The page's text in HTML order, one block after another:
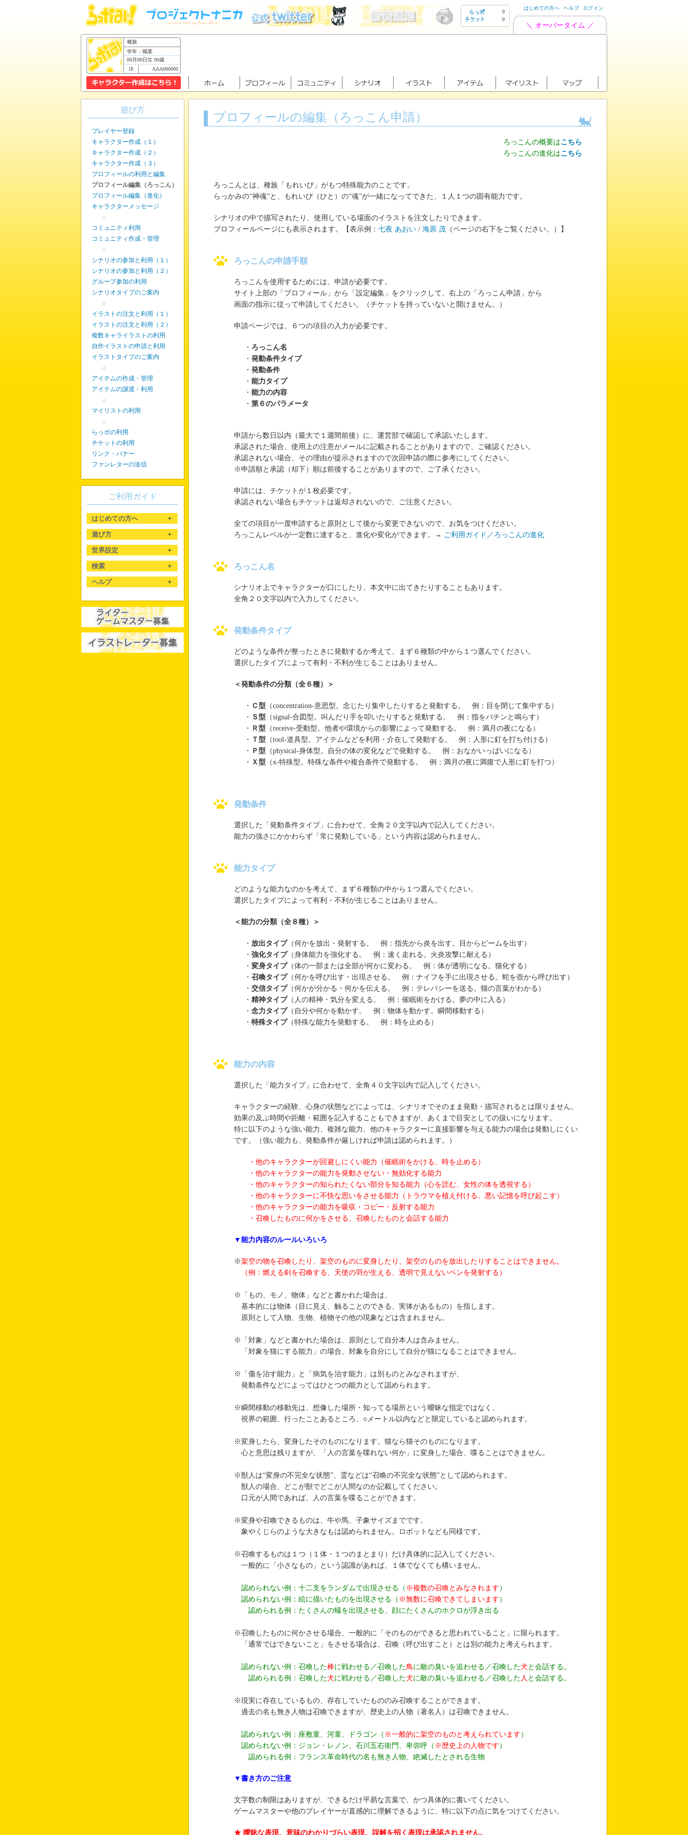
0
0
はじめての方へ ヘルプ ログイン
＼ オーバータイム ／
種族
学年：職業
00月00日生 00歳
AAA000000
プロフィールの編集（ろっこん申請）
ろっこんの概要はこちら
ろっこんの進化はこちら
ろっこんとは、種族「もれいび」がもつ特殊能力のことです。
らっかみの“神魂”と、もれいび（ひと）の“魂”が一緒になってできた、１人１つの固有能力です。
シナリオの中で描写されたり、使用している場面のイラストを注文したりできます。
プロフィールページにも表示されます。【表示例： 七夜 あおい / 海原 茂 （ページの右下をご覧ください。）】
ろっこんの申請手順
ろっこんを使用するためには、申請が必要です。
サイト上部の「プロフィール」から「設定編集」をクリックして、右上の「ろっこん申請」から
画面の指示に従って申請してください。（チケットを持っていないと開けません。）
申請ページでは、６つの項目の入力が必要です。
・ ろっこん名
・ 発動条件タイプ
・ 発動条件
・ 能力タイプ
・ 能力の内容
・ 第６のパラメータ
申請から数日以内（最大で１週間前後）に、運営部で確認して承認いたします。
承認された場合、使用上の注意がメールに記載されることがありますので、ご確認ください。
承認されない場合、その理由が提示されますので次回申請の際に参考にしてください。
※申請順と承認（却下）順は前後することがありますので、ご了承ください。
申請には、チケットが１枚必要です。
承認されない場合もチケットは返却されないので、ご注意ください。
全ての項目が一度申請すると原則として後から変更できないので、お気をつけください。
ろっこんレベルが一定数に達すると、進化や変化ができます。→ ご利用ガイド／ろっこんの進化
ろっこん名
シナリオ上でキャラクターが口にしたり、本文中に出てきたりすることもあります。
全角２０文字以内で入力してください。
発動条件タイプ
どのような条件が整ったときに発動するか考えて、まず６種類の中から１つ選んでください。
選択したタイプによって有利・不利が生じることはありません。
＜発動条件の分類（全６種）＞
・ Ｃ型 （concentration-意思型。念じたり集中したりすると発動する。 例：目を閉じて集中する）
・ Ｓ型 （signal-合図型。叫んだり手を叩いたりすると発動する。 例：指をパチンと鳴らす）
・
Ｒ型 （receive-受動型。他者や環境からの影響によって発動する。 例：満月の夜になる）
・ Ｔ型 （tool-道具型。アイテムなどを利用・介在して発動する。 例：人形に釘を打ち付ける）
・
Ｐ型 （physical-身体型。自分の体の変化などで発動する。 例：おなかいっぱいになる）
・ Ｘ型 （x-特殊型。特殊な条件や複合条件で発動する。 例：満月の夜に満腹で人形に釘を打つ）
発動条件
選択した「発動条件タイプ」に合わせて、全角２０文字以内で記入してください。
能力の強さにかかわらず「常に発動している」という内容は認められません。
能力タイプ
どのような能力なのかを考えて、まず６種類の中から１つ選んでください。
選択したタイプによって有利・不利が生じることはありません。
＜能力の分類（全８種）＞
・ 放出タイプ（何かを放出・発射する。 例：指先から炎を出す。目からビームを出す）
・ 強化タイプ（身体能力を強化する。 例：速く走れる。火炎攻撃に耐える）
・ 変身タイプ（体の一部または全部が何かに変わる。 例：体が透明になる。猫化する）
・ 召喚タイプ（何かを呼び出す・出現させる。 例：ナイフを手に出現させる。蛇を壺から呼び出す）
・ 交信タイプ（何かが分かる・何かを伝える。 例：テレパシーを送る。猫の言葉がわかる）
・ 精神タイプ（人の精神・気分を変える。 例：催眠術をかける。夢の中に入る）
・ 念力タイプ（自分や何かを動かす。 例：物体を動かす。瞬間移動する）
・ 特殊タイプ（特殊な能力を発動する。 例：時を止める）
能力の内容
選択した「能力タイプ」に合わせて、全角４０文字以内で記入してください。
キャラクターの経験、心身の状態などによっては、シナリオでそのまま発動・描写されるとは限りません。
効果の及ぶ時間や距離・範囲を記入することもできますが、あくまで目安としての扱いになります。
特に以下のような強い能力、複雑な能力、他のキャラクターに直接影響を与える能力の場合は発動しにくい
です。（強い能力も、発動条件が厳しければ申請は認められます。）
・他のキャラクターが回避しにくい能力（催眠術をかける、時を止める）
・他のキャラクターの能力を発動させない・無効化する能力
・他のキャラクターの知られたくない部分を知る能力（心を読む、女性の体を透視する）
・他のキャラクターに不快な思いをさせる能力（トラウマを植え付ける、悪い記憶を呼び起こす）
・他のキャラクターの能力を吸収・コピー・反射する能力
・召喚したものに何かをさせる、召喚したものと会話する能力
▼能力内容のルールいろいろ
※架空の物を召喚したり、架空のものに変身したり、架空のものを放出したりすることはできません。
（例：燃える剣を召喚する、天使の羽が生える、透明で見えないペンを発射する）
※「もの、モノ、物体」などと書かれた場合は、
基本的には物体（目に見え、触ることのできる、実体があるもの）を指します。
原則として人物、生物、植物その他の現象などは含まれません。
※「対象」などと書かれた場合は、原則として自分本人は含みません。
「対象を猫にする能力」の場合、対象を自分にして自分が猫になることはできません。
※「傷を治す能力」と「病気を治す能力」は別ものとみなされますが、
発動条件などによってはひとつの能力として認められます。
※瞬間移動の移動先は、想像した場所・知ってる場所という曖昧な指定ではなく、
視界の範囲、行ったことあるところ、○メートル以内などと限定していると認められます。
※変身したら、変身したそのものになります。猫なら猫そのものになります。
心と意思は残りますが、「人の言葉を喋れない何か」に変身した場合、喋ることはできません。
※獣人は“変身の不完全な状態”、霊などは“召喚の不完全な状態”として認められます。
獣人の場合、どこが獣でどこが人間なのか記載してください。
口元が人間であれば、人の言葉を喋ることができます。
※変身や召喚できるものは、牛や馬、子象サイズまでです。
象やくじらのような大きなもは認められません。ロボットなども同様です。
※召喚するものは１つ（１体・１つのまとまり）だけ具体的に記入してください。
一般的に「小さなもの」という認識があれば、１体でなくても構いません。
認められない例：十二支をランダムで出現させる（ ※複数の召喚とみなされます ）
認められない例：絵に描いたものを出現させる（ ※無数に召喚できてしまいます ）
認められる例：たくさんの蟻を出現させる、顔にたくさんのホクロが浮き出る
※召喚したものに何かさせる場合、一般的に「そのものができると思われていること」に限られます。
「通常ではできないこと」をさせる場合は、召喚（呼び出すこと）とは別の能力と考えられます。
認められない例：召喚した棒に戦わせる／召喚した鳥に敵の臭いを追わせる／召喚した犬 と会話する。
認められる例：召喚した犬に戦わせる／召喚した犬に敵の臭いを追わせる／召喚した 人 と会話する。
※現実に存在しているもの、存在していたもののみ召喚することができます。
過去の名も無き人物は召喚できますが、歴史上の人物（著名人）は召喚できません。
認められない例：座敷童、河童、ドラゴン（ ※一般的に架空のものと考えられています ）
認められない例：ジョン・レノン、石川五右衛門、卑弥呼（ ※歴史上の人物です ）
認められる例：フランス革命時代の名も無き人物、絶滅したとされる生物
▼書き方のご注意
文字数の制限はありますが、できるだけ平易な言葉で、かつ具体的に書いてください。
ゲームマスターや他のプレイヤーが直感的に理解できるように、特に以下の点に気をつけてください。
★ 曖昧な表現、意味のわかりづらい表現、誤解を招く表現は承認されません。
遊び方
プレイヤー登録
キャラクター作成（１）
キャラクター作成（２）
キャラクター作成（３）
プロフィールの利用と編集
プロフィール編集（ろっこん）
プロフィール編集（進化）
キャラクターメッセージ
◇
コミュニティ利用
コミュニティ作成・管理
◇
シナリオの参加と利用（１）
シナリオの参加と利用（２）
グループ参加の利用
シナリオタイプのご案内
◇
イラストの注文と利用（１）
イラストの注文と利用（２）
複数キャライラストの利用
自作イラストの申請と利用
イラストタイプのご案内
◇
アイテムの作成・管理
アイテムの譲渡・利用
◇
マイリストの利用
◇
らっポの利用
チケットの利用
リンク・バナー
ファンレターの送信
ご利用ガイド
はじめての方へ
遊び方
世界設定
検索
ヘルプ